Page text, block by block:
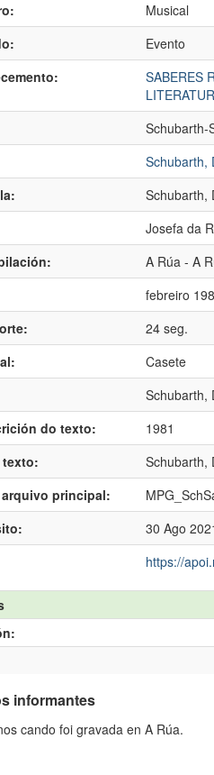
Musical
Evento
SABERES
Schubarth-
Schubarth,
Schubarth,
Josefa da
A Rúa - A
febreiro
24 seg.
Casete
Schubarth,
do texto:
1981
Schubarth,
principal:
30 Ago
https://
informantes
cando foi gravada en A Rúa.